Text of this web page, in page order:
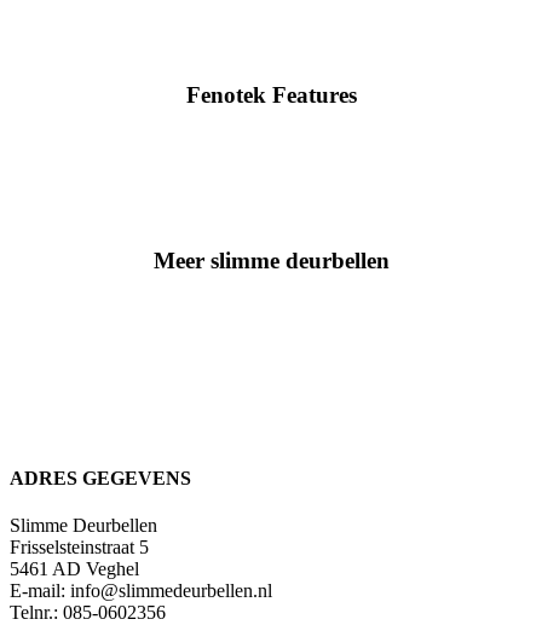
Fenotek Features
Meer slimme deurbellen
ADRES GEGEVENS
Slimme Deurbellen
Frisselsteinstraat 5
5461 AD Veghel
E-mail: info@slimmedeurbellen.nl
Telnr.: 085-0602356